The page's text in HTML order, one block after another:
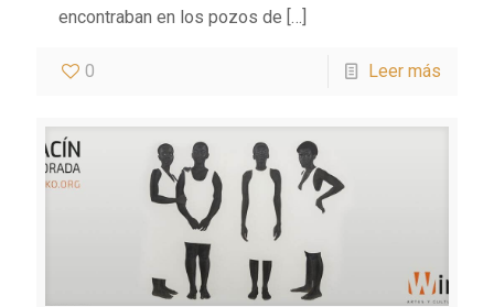
encontraban en los pozos de […]
0 Leer más